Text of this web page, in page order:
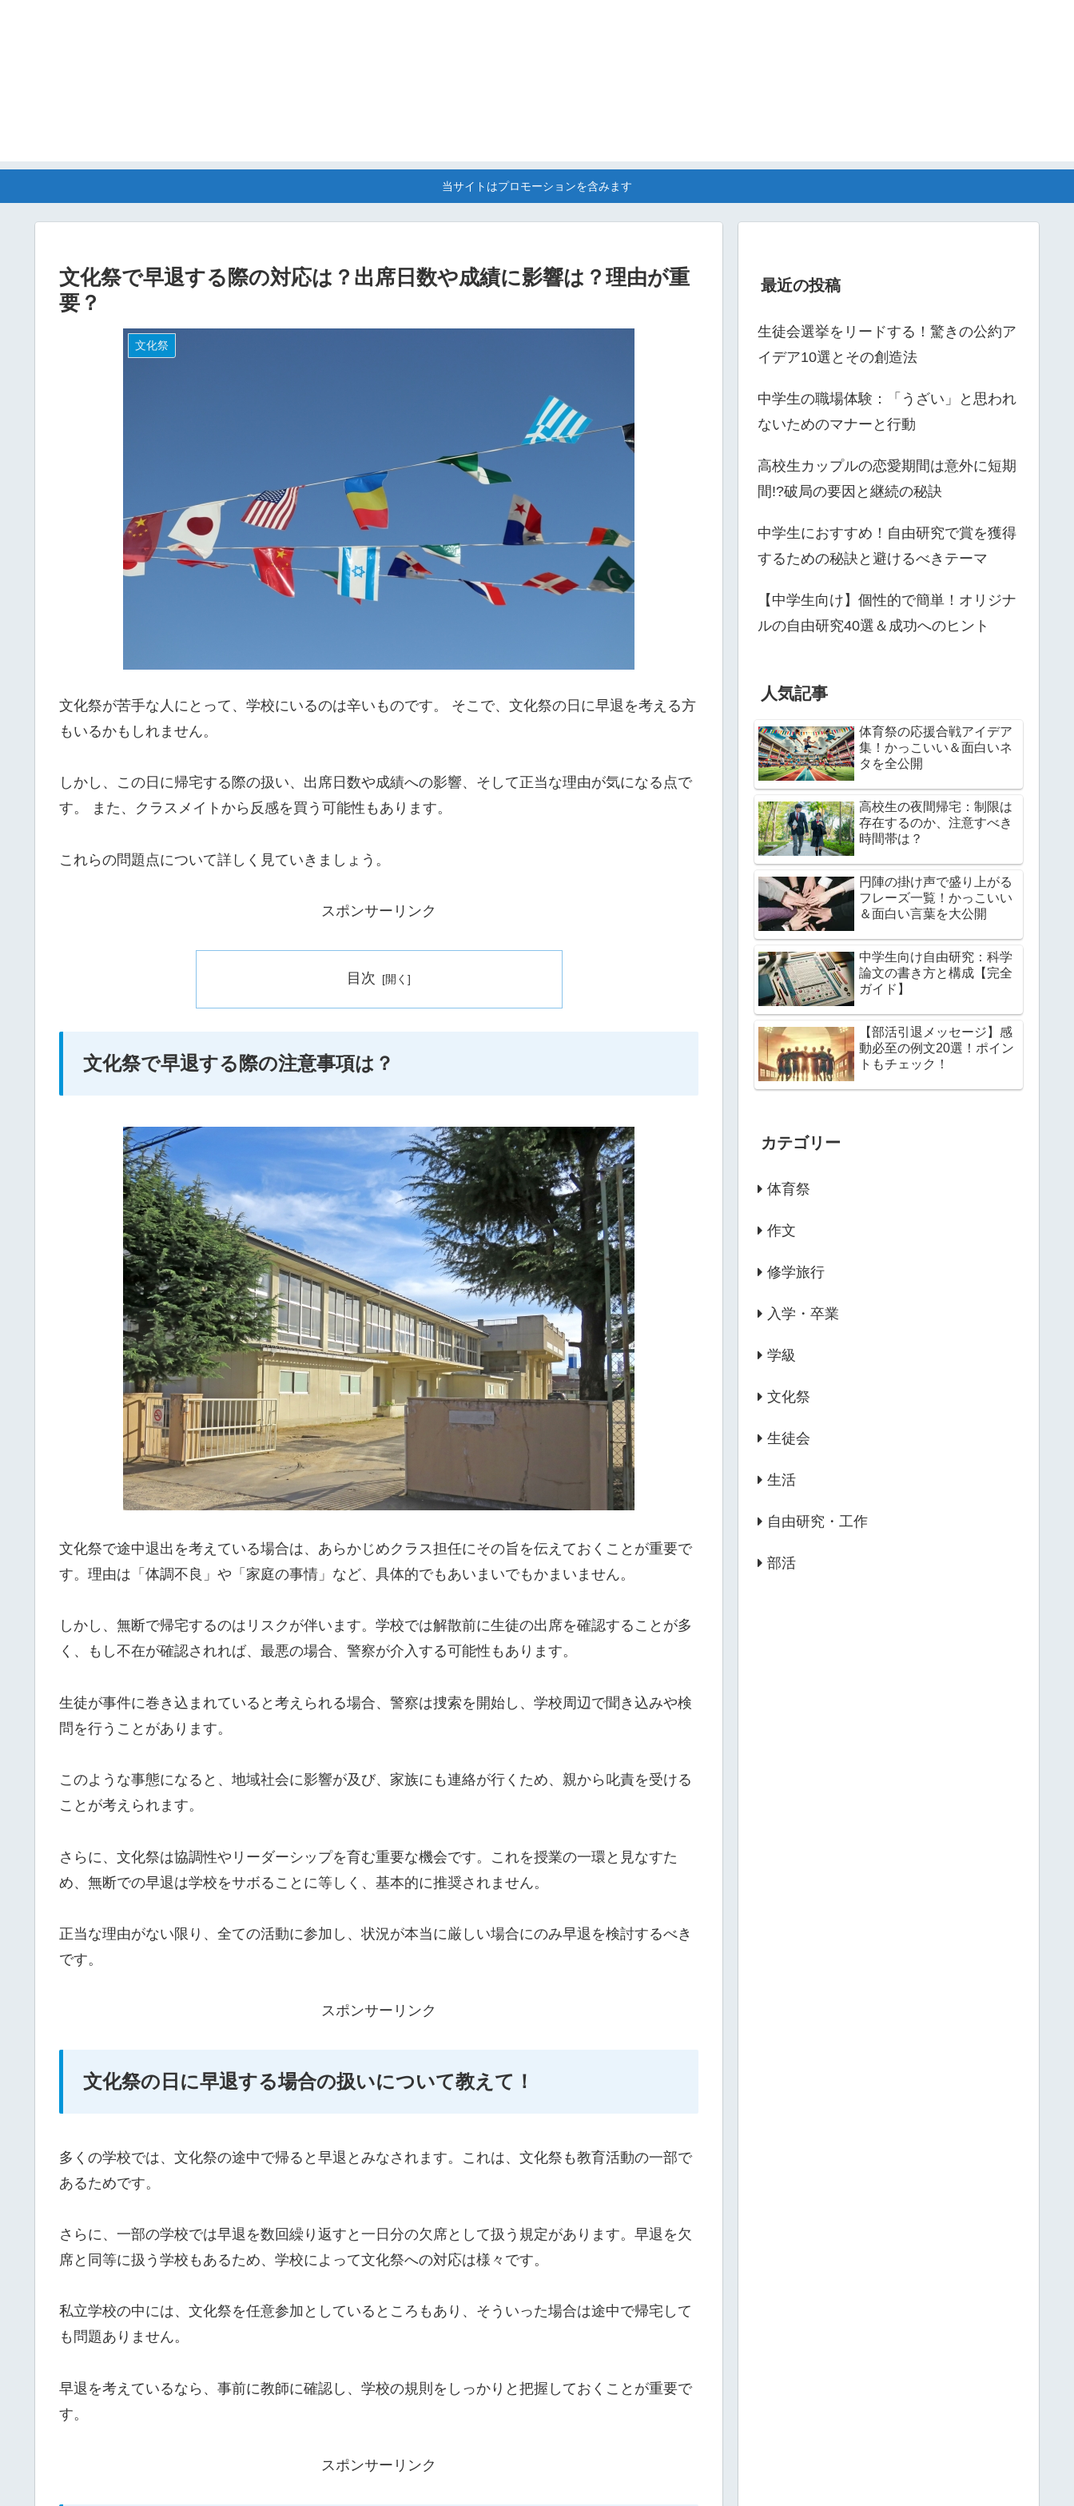
当サイトはプロモーションを含みます
文化祭で早退する際の対応は？出席日数や成績に影響は？理由が重
要？
文化祭
文化祭が苦手な人にとって、学校にいるのは辛いものです。 そこで、文化祭の日に早退を考える方
もいるかもしれません。
しかし、この日に帰宅する際の扱い、出席日数や成績への影響、そして正当な理由が気になる点で
す。 また、クラスメイトから反感を買う可能性もあります。
これらの問題点について詳しく見ていきましょう。
スポンサーリンク
目次
文化祭で早退する際の注意事項は？
文化祭で途中退出を考えている場合は、あらかじめクラス担任にその旨を伝えておくことが重要で
す。理由は「体調不良」や「家庭の事情」など、具体的でもあいまいでもかまいません。
しかし、無断で帰宅するのはリスクが伴います。学校では解散前に生徒の出席を確認することが多
く、もし不在が確認されれば、最悪の場合、警察が介入する可能性もあります。
生徒が事件に巻き込まれていると考えられる場合、警察は捜索を開始し、学校周辺で聞き込みや検
問を行うことがあります。
このような事態になると、地域社会に影響が及び、家族にも連絡が行くため、親から叱責を受ける
ことが考えられます。
さらに、文化祭は協調性やリーダーシップを育む重要な機会です。これを授業の一環と見なすた
め、無断での早退は学校をサボることに等しく、基本的に推奨されません。
正当な理由がない限り、全ての活動に参加し、状況が本当に厳しい場合にのみ早退を検討するべき
です。
スポンサーリンク
文化祭の日に早退する場合の扱いについて教えて！
多くの学校では、文化祭の途中で帰ると早退とみなされます。これは、文化祭も教育活動の一部で
あるためです。
さらに、一部の学校では早退を数回繰り返すと一日分の欠席として扱う規定があります。早退を欠
席と同等に扱う学校もあるため、学校によって文化祭への対応は様々です。
私立学校の中には、文化祭を任意参加としているところもあり、そういった場合は途中で帰宅して
も問題ありません。
早退を考えているなら、事前に教師に確認し、学校の規則をしっかりと把握しておくことが重要で
す。
スポンサーリンク
最近の投稿
生徒会選挙をリードする！驚きの公約ア
イデア10選とその創造法
中学生の職場体験：「うざい」と思われ
ないためのマナーと行動
高校生カップルの恋愛期間は意外に短期
間!?破局の要因と継続の秘訣
中学生におすすめ！自由研究で賞を獲得
するための秘訣と避けるべきテーマ
【中学生向け】個性的で簡単！オリジナ
ルの自由研究40選＆成功へのヒント
人気記事
体育祭の応援合戦アイデア
集！かっこいい＆面白いネ
タを全公開
高校生の夜間帰宅：制限は
存在するのか、注意すべき
時間帯は？
円陣の掛け声で盛り上がる
フレーズ一覧！かっこいい
＆面白い言葉を大公開
中学生向け自由研究：科学
論文の書き方と構成【完全
ガイド】
【部活引退メッセージ】感
動必至の例文20選！ポイン
トもチェック！
カテゴリー
体育祭
作文
修学旅行
入学・卒業
学級
文化祭
生徒会
生活
自由研究・工作
部活